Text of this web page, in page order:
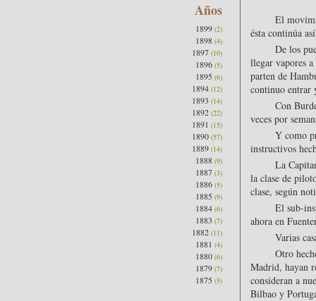
El
ésta continúa
De los
llegar vapores
parten de
continuo entrar
Con
veces por
Y como
instructivos
La
la clase de
clase, según
El sub-
ahora en
Varias
Otro
Madrid, hayan
consideran a
Bilbao y
Años
1899 (2)
1898 (4)
1897 (10)
1896 (5)
1895 (6)
1894 (12)
1893 (14)
1892 (22)
1891 (15)
1890 (57)
1889 (14)
1888 (9)
1887 (3)
1886 (5)
1885 (9)
1884 (6)
1883 (7)
1882 (11)
1881 (4)
1880 (6)
1879 (7)
1875 (5)